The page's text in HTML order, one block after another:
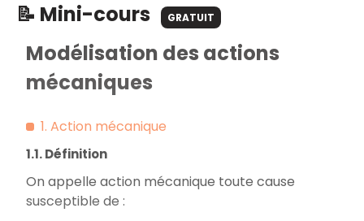
📝 Mini-cours GRATUIT
Modélisation des actions
mécaniques
1. Action mécanique
1.1. Définition
On appelle action mécanique toute cause
susceptible de :